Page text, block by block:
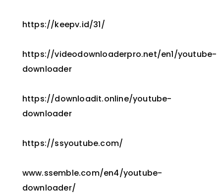
https://keepv.id/31/
https://videodownloaderpro.net/en1/youtube-
downloader
https://downloadit.online/youtube-
downloader
https://ssyoutube.com/
www.ssemble.com/en4/youtube-
downloader/